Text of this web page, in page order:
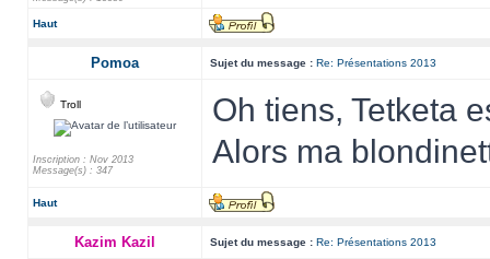
Haut
Pomoa Sujet du message : Re: Présentations 2013
Troll
Inscription : Nov 2013
Message(s) : 347
Oh tiens, Tetketa
Alors ma
Haut
Kazim Kazil Sujet du message : Re: Présentations 2013